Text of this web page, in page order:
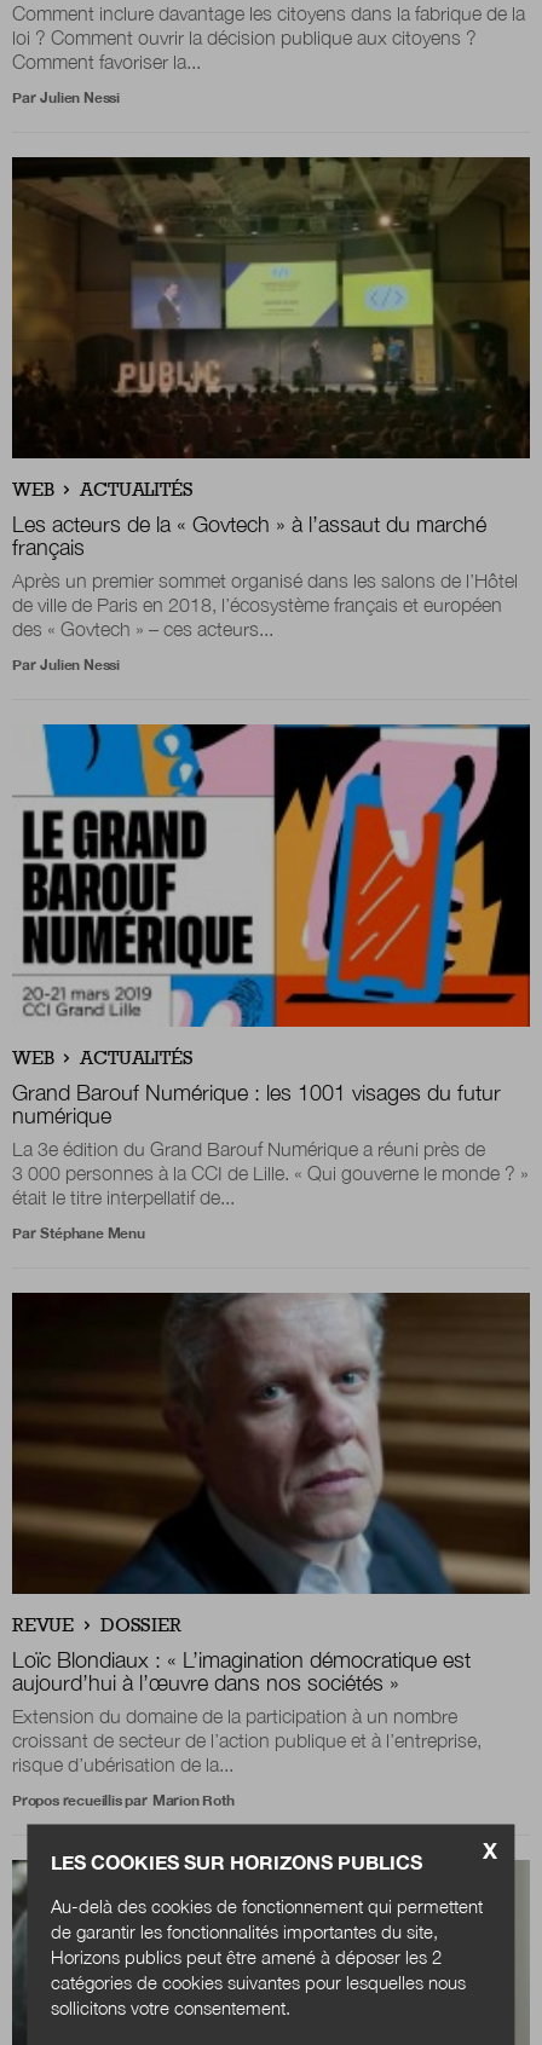
Comment inclure davantage les citoyens dans la fabrique de la
loi ? Comment ouvrir la décision publique aux citoyens ?
Comment favoriser la...
Par Julien Nessi
WEB ACTUALITÉS
Les acteurs de la « Govtech » à l’assaut du marché
français
Après un premier sommet organisé dans les salons de l’Hôtel
de ville de Paris en 2018, l’écosystème français et européen
des « Govtech » – ces acteurs...
Par Julien Nessi
WEB ACTUALITÉS
Grand Barouf Numérique : les 1001 visages du futur
numérique
La 3e édition du Grand Barouf Numérique a réuni près de
3 000 personnes à la CCI de Lille. « Qui gouverne le monde ? »
était le titre interpellatif de...
Par Stéphane Menu
REVUE DOSSIER
Loïc Blondiaux : « L’imagination démocratique est
aujourd’hui à l’œuvre dans nos sociétés »
Extension du domaine de la participation à un nombre
croissant de secteur de l’action publique et à l’entreprise,
risque d’ubérisation de la...
Propos recueillis par Marion Roth
X
LES COOKIES SUR HORIZONS PUBLICS
Au-delà des cookies de fonctionnement qui permettent
de garantir les fonctionnalités importantes du site,
Horizons publics peut être amené à déposer les 2
catégories de cookies suivantes pour lesquelles nous
sollicitons votre consentement.